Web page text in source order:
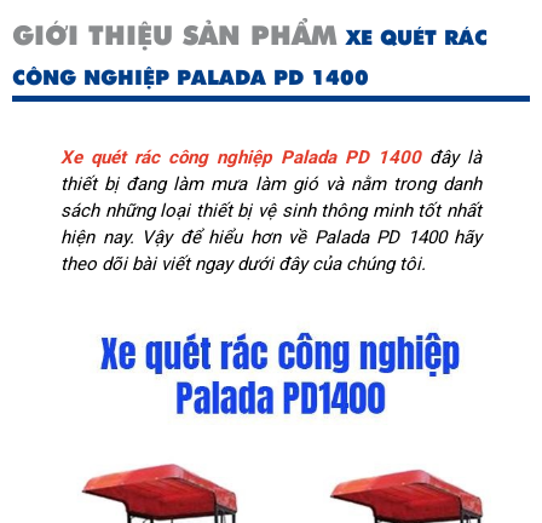
GIỚI THIỆU SẢN PHẨMXE QUÉT RÁC
CÔNG NGHIỆP PALADA PD 1400
Xe quét rác công nghiệp Palada PD 1400đây là
thiết bị đang làm mưa làm gió và nằm trong danh
sách những loại thiết bị vệ sinh thông minh tốt nhất
hiện nay. Vậy để hiểu hơn về Palada PD 1400 hãy
theo dõi bài viết ngay dưới đây của chúng tôi.